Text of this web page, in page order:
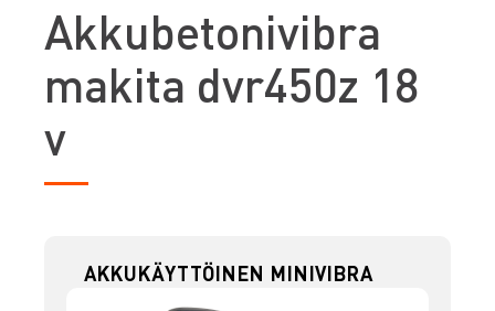
Akkubetonivibra
makita dvr450z 18
v
AKKUKÄYTTÖINEN MINIVIBRA